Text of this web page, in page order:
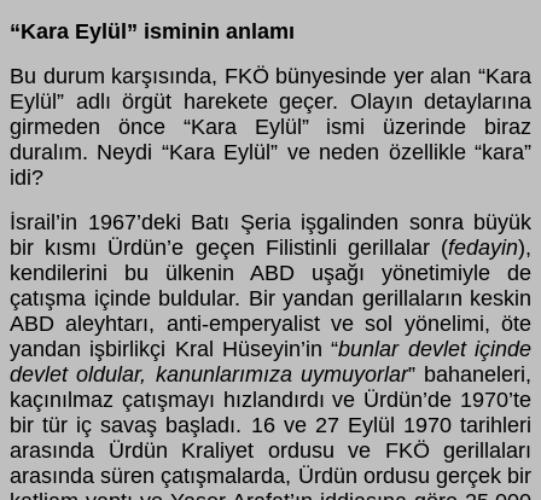
“Kara Eylül” isminin anlamı
Bu durum karşısında, FKÖ bünyesinde yer alan “Kara
Eylül” adlı örgüt harekete geçer. Olayın detaylarına
girmeden önce “Kara Eylül” ismi üzerinde biraz
duralım. Neydi “Kara Eylül” ve neden özellikle “kara”
idi?
İsrail’in 1967’deki Batı Şeria işgalinden sonra büyük
bir kısmı Ürdün’e geçen Filistinli gerillalar (fedayin),
kendilerini bu ülkenin ABD uşağı yönetimiyle de
çatışma içinde buldular. Bir yandan gerillaların keskin
ABD aleyhtarı, anti-emperyalist ve sol yönelimi, öte
yandan işbirlikçi Kral Hüseyin’in “bunlar devlet içinde
devlet oldular, kanunlarımıza uymuyorlar” bahaneleri,
kaçınılmaz çatışmayı hızlandırdı ve Ürdün’de 1970’te
bir tür iç savaş başladı. 16 ve 27 Eylül 1970 tarihleri
arasında Ürdün Kraliyet ordusu ve FKÖ gerillaları
arasında süren çatışmalarda, Ürdün ordusu gerçek bir